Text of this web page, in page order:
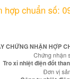
hợp chuẩn số:
CHỨNG NHẬN HỢP
Chứng nhận
Tro xỉ nhiệt điện đốt
Đơn vị